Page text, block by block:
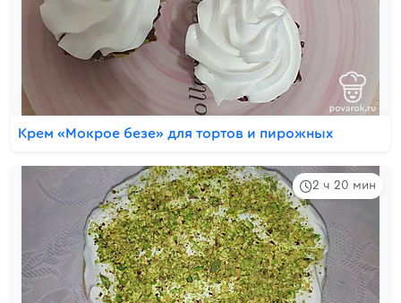
Крем «Мокрое безе» для тортов и пирожных
2 ч 20 мин